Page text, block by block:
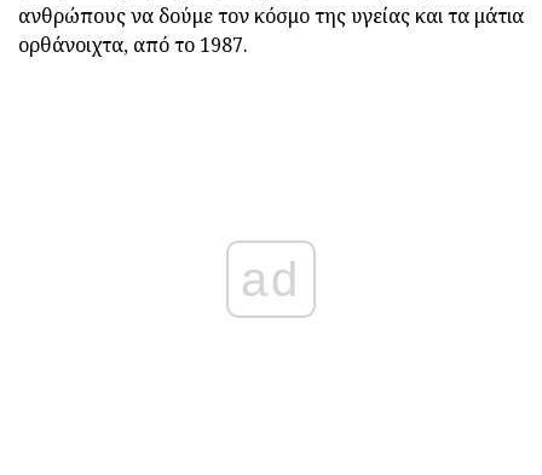
ανθρώπους να δούμε τον κόσμο της υγείας και τα μάτια
ορθάνοιχτα, από το 1987.
ad